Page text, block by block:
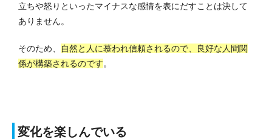
立ちや怒りといったマイナスな感情を表にだすことは決して
ありません。
そのため、
自然と人に慕われ信頼されるので、良好な人間関
係が構築されるのです。
変化を楽しんでいる